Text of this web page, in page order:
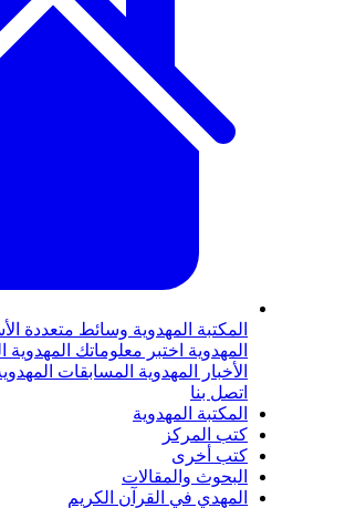
المكتبة المهدوية وسائط متعددة
المهدوية اختبر معلوماتك المهدوية
الأخبار المهدوية المسابقات
اتصل بنا
المكتبة المهدوية
كتب المركز
كتب أخرى
البحوث والمقالات
المهدي في القرآن الكريم